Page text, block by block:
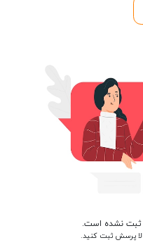
ثبت نشده است.
پرسش ثبت کنید.